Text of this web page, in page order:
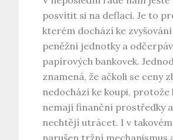
posvítit si na deflaci. Je to
kterém dochází ke
peněžní jednotky a
papírových bankovek.
znamená, že ačkoli se ceny
nedochází ke koupi, protože
nemají finanční prostředky
nechtějí utrácet. I v
narušen tržní mechanismus